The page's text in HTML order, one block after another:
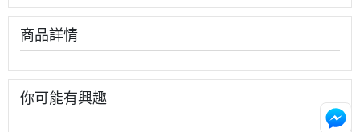
商品詳情
你可能有興趣